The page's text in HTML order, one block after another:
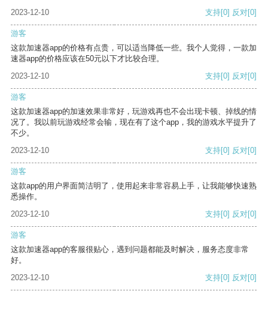
2023-12-10 支持[0] 反对[0]
游客
这款加速器app的价格有点贵，可以适当降低一些。我个人觉得，一款加
速器app的价格应该在50元以下才比较合理。
2023-12-10
支持[0] 反对[0]
游客
这款加速器app的加速效果非常好，玩游戏再也不会出现卡顿、掉线的情
况了。我以前玩游戏经常会输，现在有了这个app，我的游戏水平提升了
不少。
2023-12-10
支持[0] 反对[0]
游客
这款app的用户界面简洁明了，使用起来非常容易上手，让我能够快速熟
悉操作。
2023-12-10
支持[0] 反对[0]
游客
这款加速器app的客服很贴心，遇到问题都能及时解决，服务态度非常
好。
2023-12-10
支持[0] 反对[0]